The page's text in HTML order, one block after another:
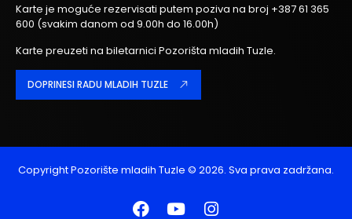
Karte je moguće rezervisati putem poziva na broj +387 61 365
600 (svakim danom od 9.00h do 16.00h)
Karte preuzeti na biletarnici Pozorišta mladih Tuzle.
DOPRINESI RADU MLADIH TUZLE
CopyrightPozorište mladih Tuzle © 2026. Sva prava zadržana.